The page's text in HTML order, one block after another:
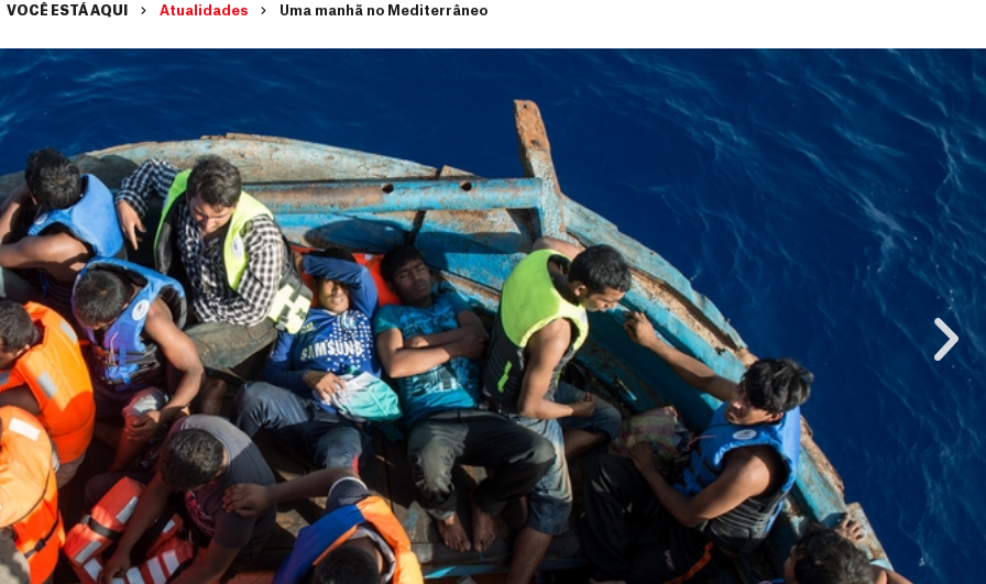
VOCÊ ESTÁ AQUI Atualidades Uma manhã no Mediterrâneo